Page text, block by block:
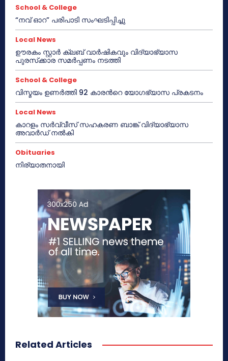
School & College
“നവ് ഓറ” പരിപാടി സംഘടിപ്പിച്ചു
Local News
ഊരകം സ്റ്റാർ ക്ലബ് വാർഷികവും വിദ്യാഭ്യാസ
പുരസ്‌ക്കാര സമർപ്പണം നടത്തി
School & College
വിസ്മയം ഉണർത്തി 92 കാരൻറെ യോഗഭ്യാസ പ്രകടനം
Local News
കാറളം സർവ്വീസ് സഹകരണ ബാങ്ക് വിദ്യാഭ്യാസ
അവാർഡ് നൽകി
Obituaries
നിര്യാതനായി
Related Articles